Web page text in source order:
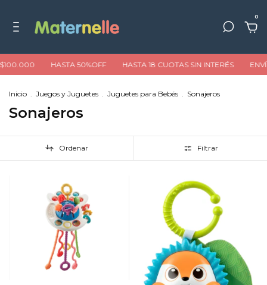
0
HASTA 50%OFF HASTA 18 CUOTAS SIN INTERÉS ENVÍO
Inicio . Juegos y Juguetes . Juguetes para Bebés . Sonajeros
Sonajeros
Ordenar Filtrar